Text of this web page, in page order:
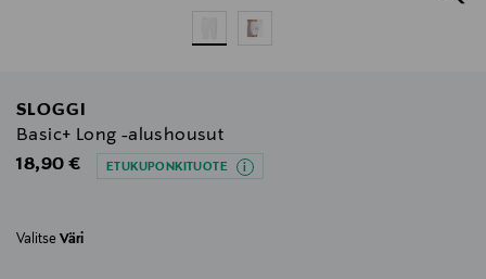
SLOGGI
Basic+ Long -alushousut
Original Price
18,90 € ETUKUPONKITUOTE
Valitse Väri